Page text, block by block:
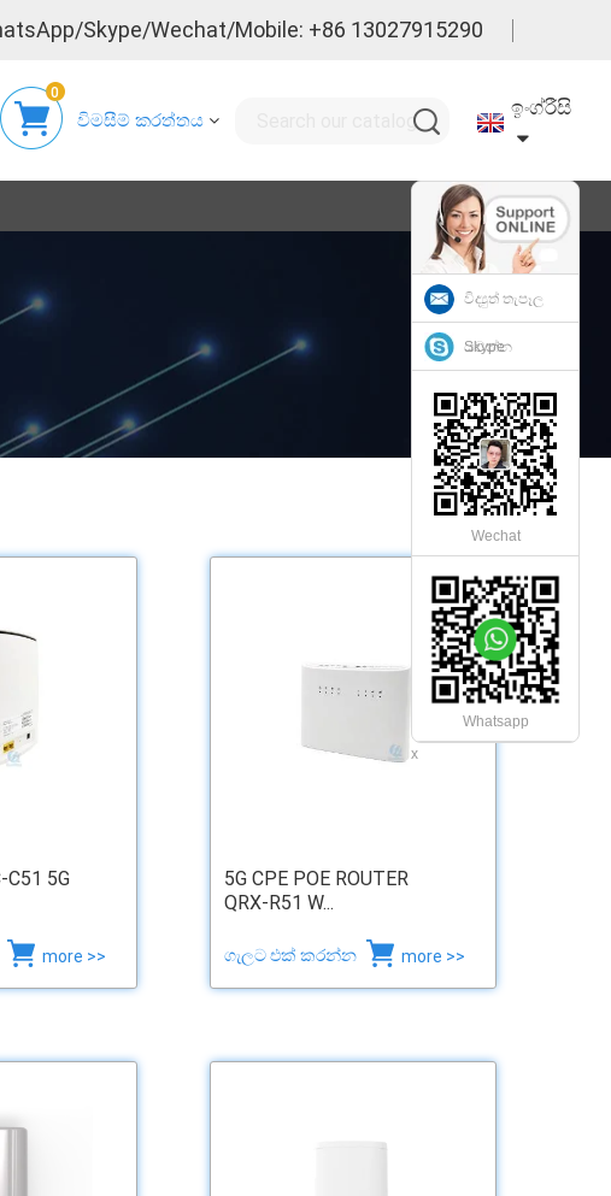
Skype/Wechat/Mobile: +86 13027915290
විමසීම් කරත්තය
0
ඉංග්රීසි
C51 5G
more >>
5G CPE POE ROUTER
QRX-R51 W...
ගැලට එක් කරන්න more >>
විද්‍යුත් තැපෑල
යවන්න
Skype
Wechat
Whatsapp
x